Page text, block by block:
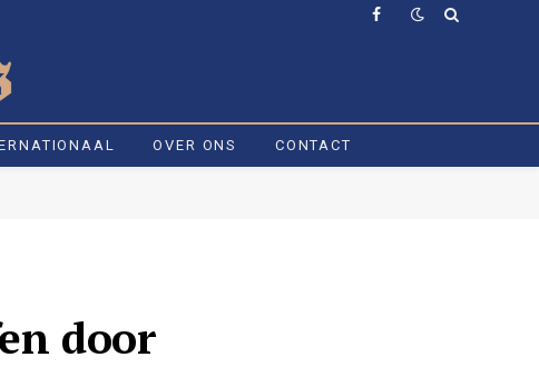
Facebook
OVER ONS CONTACT
door